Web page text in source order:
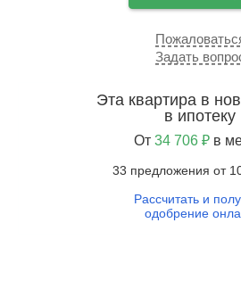
Задать
Эта квартира в
в ипотеку
От 34 706 ₽ в
33 предложения от
Рассчитать и
одобрение